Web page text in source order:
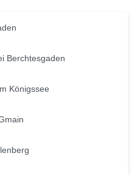
Berchtesgaden
Königssee